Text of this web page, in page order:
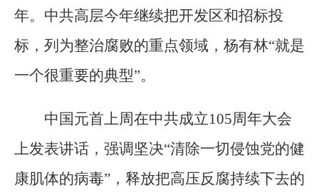
年。中共高层今年继续把开发区和招标投
标，列为整治腐败的重点领域，杨有林“就是
一个很重要的典型”。
中国元首上周在中共成立105周年大会
上发表讲话，强调坚决“清除一切侵蚀党的健
康肌体的病毒”，释放把高压反腐持续下去的